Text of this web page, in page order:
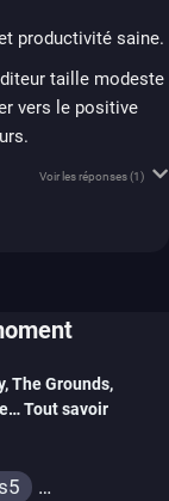
productivité saine.
taille modeste
vers le positive
Voir les réponses(1)
The Grounds,
Tout savoir